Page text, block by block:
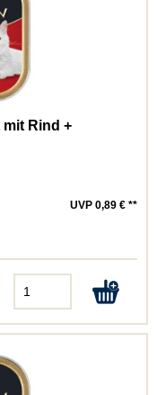
Rind +
UVP 0,89 € **